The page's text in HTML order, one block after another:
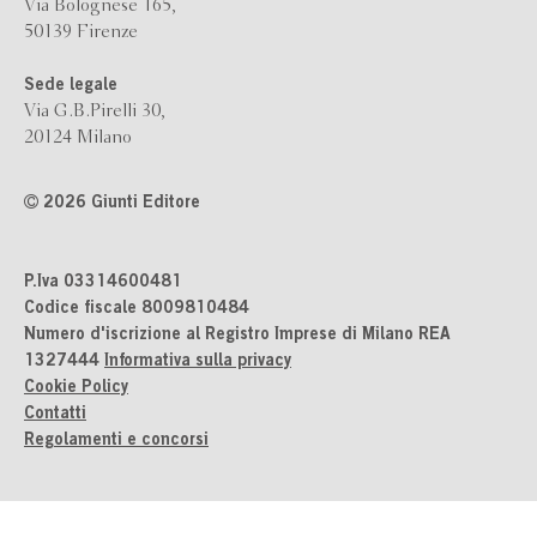
Via Bolognese 165,
50139 Firenze
Sede legale
Via G.B.Pirelli 30,
20124 Milano
2026 Giunti Editore
P.Iva 03314600481
Codice fiscale 8009810484
Numero d'iscrizione al Registro Imprese di Milano REA
1327444 Informativa sulla privacy
Cookie Policy
Contatti
Regolamenti e concorsi